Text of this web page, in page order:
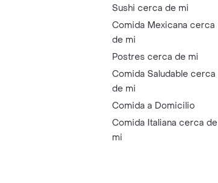
Sushi cerca de mi
Comida Mexicana cerca
de mi
Postres cerca de mi
Comida Saludable cerca
de mi
Comida a Domicilio
Comida Italiana cerca de
mi